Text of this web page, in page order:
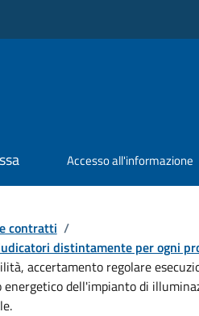
Accesso all'informazione
contratti /
distintamente per ogni
accertamento regolare
dell'impianto di